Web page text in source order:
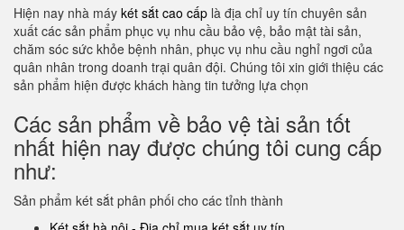
Hiện nay nhà máy két sắt cao cấp là địa chỉ uy tín chuyên sản
xuất các sản phẩm phục vụ nhu cầu bảo vệ, bảo mật tài sản,
chăm sóc sức khỏe bệnh nhân, phục vụ nhu cầu nghỉ ngơi của
quân nhân trong doanh trại quân đội. Chúng tôi xin giới thiệu các
sản phẩm hiện được khách hàng tin tưởng lựa chọn
Các sản phẩm về bảo vệ tài sản tốt
nhất hiện nay được chúng tôi cung cấp
như:
Sản phẩm két sắt phân phối cho các tỉnh thành